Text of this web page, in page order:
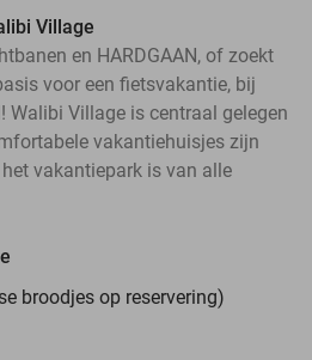
Village
en HARDGAAN, of zoekt
voor een fietsvakantie, bij
Walibi Village is centraal gelegen
vakantiehuisjes zijn
vakantiepark is van alle
broodjes op reservering)